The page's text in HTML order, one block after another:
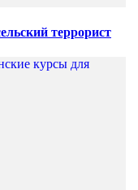
террорист